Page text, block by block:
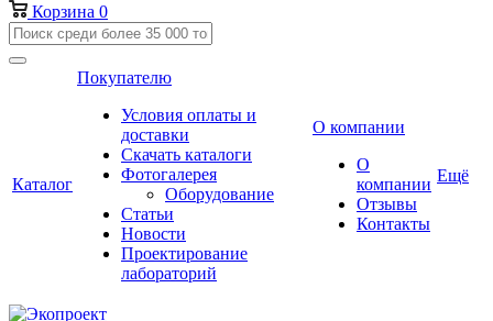
Корзина 0
Каталог
Покупателю
Условия оплаты и
доставки
Скачать каталоги
Фотогалерея
Оборудование
Статьи
Новости
Проектирование
лабораторий
О компании
О
компании
Отзывы
Контакты
Ещё